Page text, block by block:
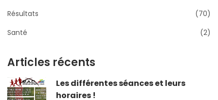
Résultats
(70)
Santé
(2)
Articles récents
Les différentes séances et leurs
horaires !